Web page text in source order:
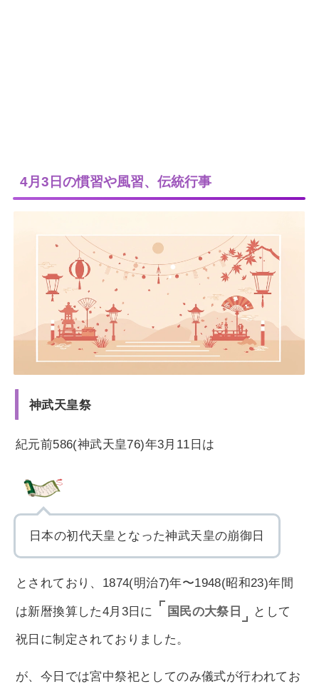
4月3日の慣習や風習、伝統行事
神武天皇祭
紀元前586(神武天皇76)年3月11日は
日本の初代天皇となった神武天皇の崩御日
とされており、1874(明治7)年〜1948(昭和23)年間
は新暦換算した4月3日に 国民の大祭日 として
祝日に制定されておりました。
が、今日では宮中祭祀としてのみ儀式が行われてお